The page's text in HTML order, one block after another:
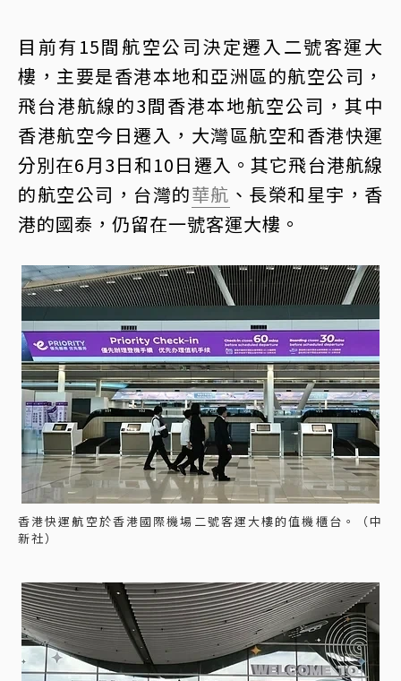
目前有15間航空公司決定遷入二號客運大
樓，主要是香港本地和亞洲區的航空公司，
飛台港航線的3間香港本地航空公司，其中
香港航空今日遷入，大灣區航空和香港快運
分別在6月3日和10日遷入。其它飛台港航線
的航空公司，台灣的華航 、長榮和星宇，香
港的國泰，仍留在一號客運大樓。
香港快運航空於香港國際機場二號客運大樓的值機櫃台。（中
新社）